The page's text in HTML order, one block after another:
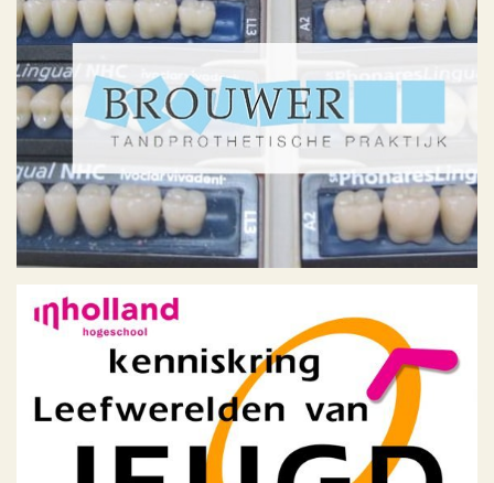
Brouwer Tandprothetiek
Kenniskring Leefwerelden
van Jeugd
Geen categorie